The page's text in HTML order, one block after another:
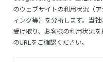
のウェブサイトの利用状況（
ィング等）を分析します。当
受け取り、お客様の利用状況
のURLをご確認ください。